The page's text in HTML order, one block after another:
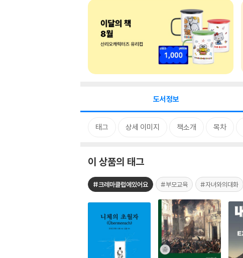
도서정보
태그 상세 이미지 책소개 목차
이 상품의 태그
#크레마클럽에있어요 #부모교육 #자녀와의대화